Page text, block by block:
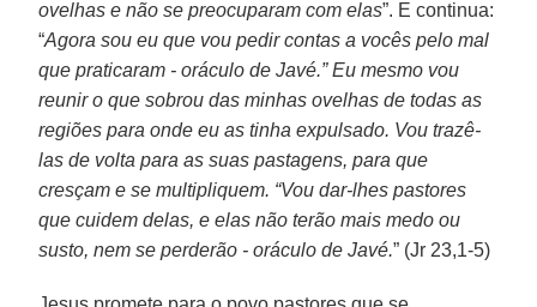
ovelhas e não se preocuparam com elas”. E continua:
“Agora sou eu que vou pedir contas a vocês pelo mal
que praticaram - oráculo de Javé.” Eu mesmo vou
reunir o que sobrou das minhas ovelhas de todas as
regiões para onde eu as tinha expulsado. Vou trazê-
las de volta para as suas pastagens, para que
cresçam e se multipliquem. “Vou dar-lhes pastores
que cuidem delas, e elas não terão mais medo ou
susto, nem se perderão - oráculo de Javé.” (Jr 23,1-5)